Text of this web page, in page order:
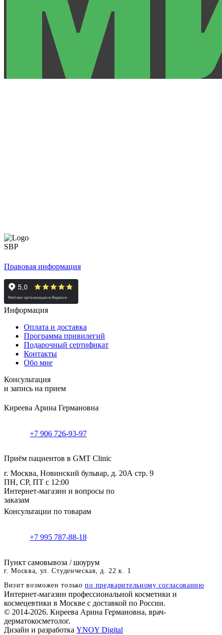
Правовая информация
Информация
Оплата и доставка
Программа привилегий
Подарочный сертификат
Контакты
Обо мне
Консультация
и запись на прием
Киреева Арина Германовна
+7 906 726-93-97
Приём пациентов в GMT Clinic
г. Москва, Новинский бульвар, д. 20А стр. 9
ПН, СР, ПТ с 12:00
Интернет-магазин и вопросы по
заказам
Консультации по товарам
+7 995 787-88-18
Пункт самовывоза / шоурум
г. Москва, ул. Студенческая, д. 22 к. 1
Визит возможен толькопо предварительному согласованию
Интернет-магазин профессиональной косметики и
космецевтики в Москве с доставкой по России.
© 2014-2026. Киреева Арина Германовна, врач-
дерматокосметолог.
Дизайн и разработка YNOY Digital